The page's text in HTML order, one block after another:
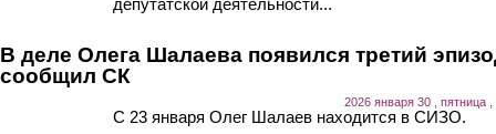
депутатской деятельности...
В деле Олега Шалаева появился третий
сообщил СК
2026 января 30 , пятница ,
С 23 января Олег Шалаев находится в СИЗО.